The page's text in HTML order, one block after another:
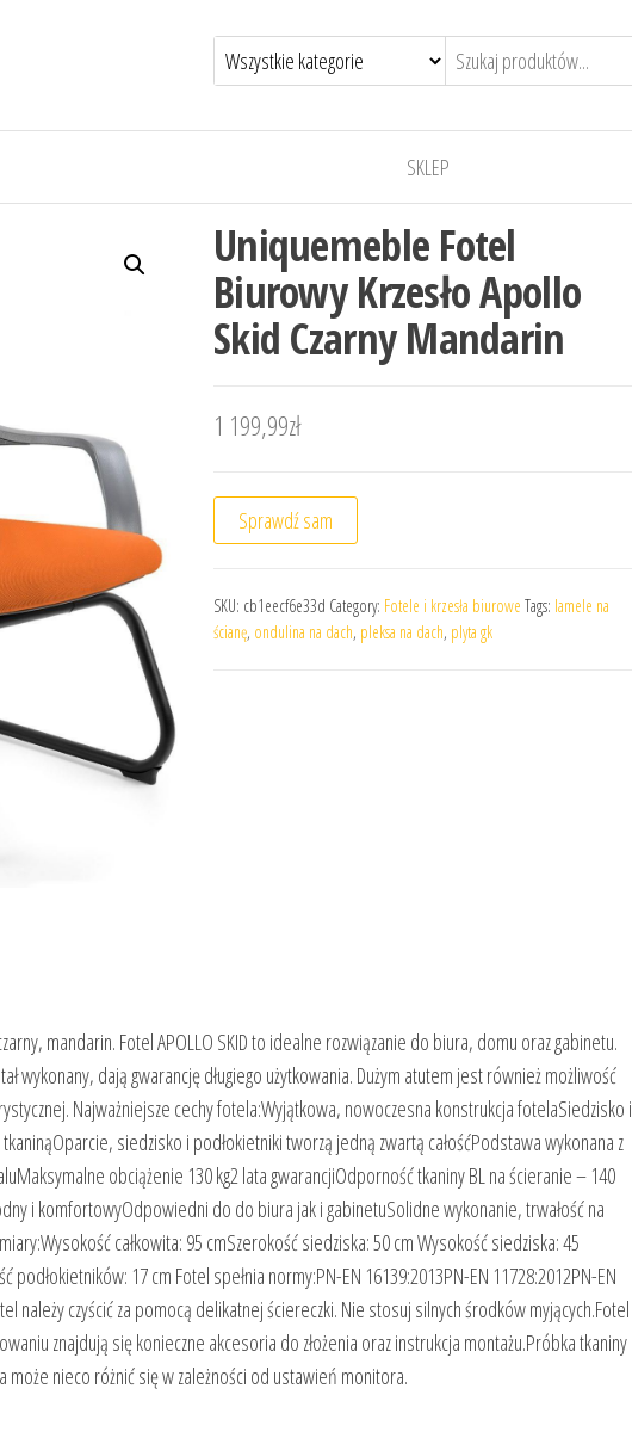
SKLEP
Uniquemeble Fotel
Biurowy Krzesło Apollo
Skid Czarny Mandarin
1 199,99zł
Sprawdź sam
SKU: cb1eecf6e33d Category: Fotele i krzesła biurowe Tags: lamele na
ścianę, ondulina na dach, pleksa na dach, plyta gk
mandarin. Fotel APOLLO SKID to idealne rozwiązanie do biura, domu oraz gabinetu.
wykonany, dają gwarancję długiego użytkowania. Dużym atutem jest również możliwość
Najważniejsze cechy fotela:Wyjątkowa, nowoczesna konstrukcja fotelaSiedzisko i
siedzisko i podłokietniki tworzą jedną zwartą całośćPodstawa wykonana z
obciążenie 130 kg2 lata gwarancjiOdporność tkaniny BL na ścieranie – 140
i komfortowyOdpowiedni do do biura jak i gabinetuSolidne wykonanie, trwałość na
całkowita: 95 cmSzerokość siedziska: 50 cm Wysokość siedziska: 45
podłokietników: 17 cm Fotel spełnia normy:PN-EN 16139:2013PN-EN 11728:2012PN-EN
należy czyścić za pomocą delikatnej ściereczki. Nie stosuj silnych środków myjących.Fotel
znajdują się konieczne akcesoria do złożenia oraz instrukcja montażu.Próbka tkaniny
nieco różnić się w zależności od ustawień monitora.